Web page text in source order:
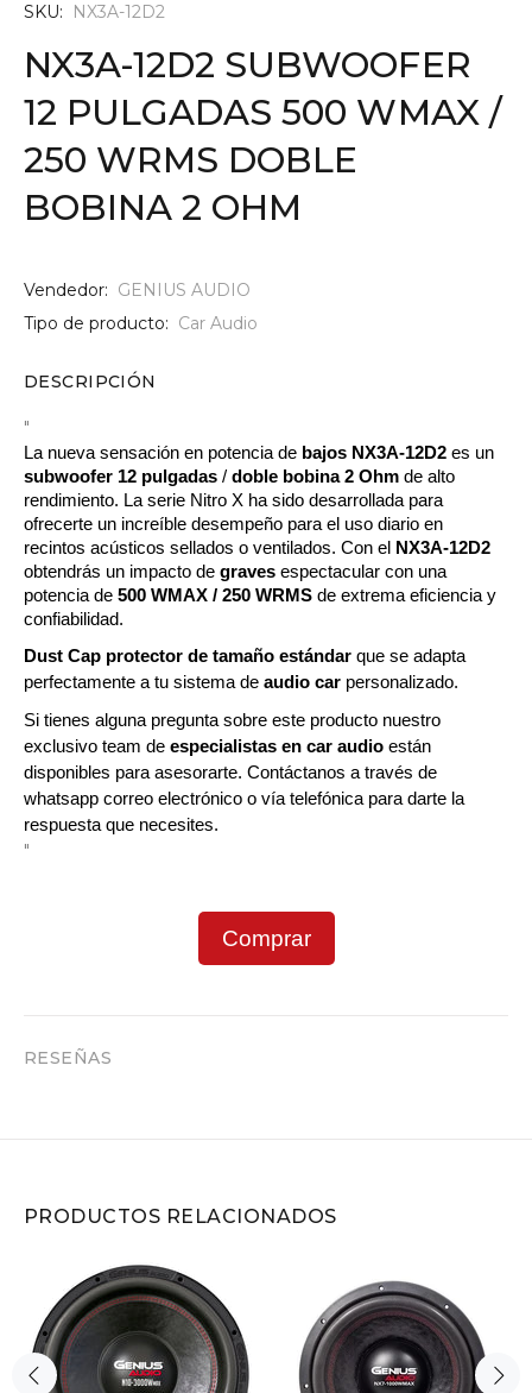
SKU: NX3A-12D2
NX3A-12D2 SUBWOOFER
12 PULGADAS 500 WMAX /
250 WRMS DOBLE
BOBINA 2 OHM
Vendedor: GENIUS AUDIO
Tipo de producto: Car Audio
DESCRIPCIÓN
"
La nueva sensación en potencia de bajos NX3A-12D2
subwoofer 12 pulgadas / doble bobina 2 Ohm de alto
rendimiento. La serie Nitro X ha sido desarrollada para
ofrecerte un increíble desempeño para el uso diario en
recintos acústicos sellados o ventilados. Con el NX3A-12D2
obtendrás un impacto de graves espectacular con una
potencia de 500 WMAX / 250 WRMS de extrema eficiencia y
confiabilidad.
Dust Cap protector de tamaño estándar que se adapta
perfectamente a tu sistema de audio car personalizado.
Si tienes alguna pregunta sobre este producto nuestro
exclusivo team de especialistas en car audio están
disponibles para asesorarte. Contáctanos a través de
whatsapp correo electrónico o vía telefónica para darte la
respuesta que necesites.
"
Comprar
RESEÑAS
PRODUCTOS RELACIONADOS